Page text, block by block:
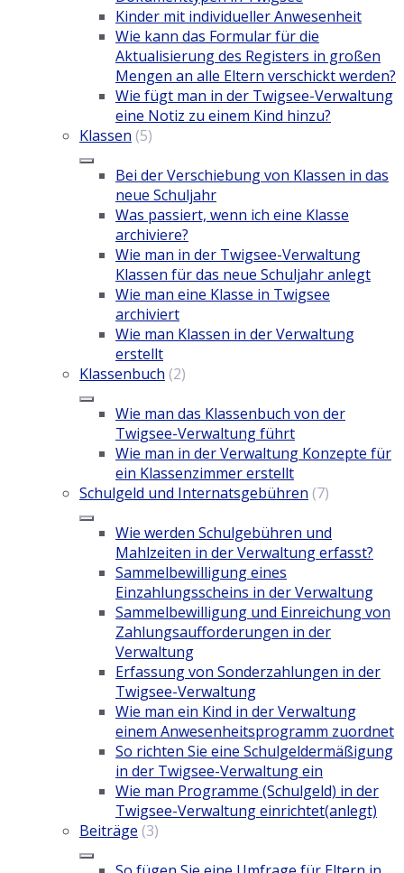
Kinder mit individueller Anwesenheit
Wie kann das Formular für die
Aktualisierung des Registers in großen
Mengen an alle Eltern verschickt werden?
Wie fügt man in der Twigsee-Verwaltung
eine Notiz zu einem Kind hinzu?
Klassen (5)
Bei der Verschiebung von Klassen in das
neue Schuljahr
Was passiert, wenn ich eine Klasse
archiviere?
Wie man in der Twigsee-Verwaltung
Klassen für das neue Schuljahr anlegt
Wie man eine Klasse in Twigsee
archiviert
Wie man Klassen in der Verwaltung
erstellt
Klassenbuch (2)
Wie man das Klassenbuch von der
Twigsee-Verwaltung führt
Wie man in der Verwaltung Konzepte für
ein Klassenzimmer erstellt
Schulgeld und Internatsgebühren (7)
Wie werden Schulgebühren und
Mahlzeiten in der Verwaltung erfasst?
Sammelbewilligung eines
Einzahlungsscheins in der Verwaltung
Sammelbewilligung und Einreichung von
Zahlungsaufforderungen in der
Verwaltung
Erfassung von Sonderzahlungen in der
Twigsee-Verwaltung
Wie man ein Kind in der Verwaltung
einem Anwesenheitsprogramm zuordnet
So richten Sie eine Schulgeldermäßigung
in der Twigsee-Verwaltung ein
Wie man Programme (Schulgeld) in der
Twigsee-Verwaltung einrichtet(anlegt)
Beiträge (3)